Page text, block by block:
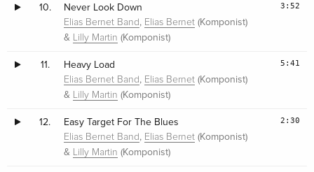
10. Never Look Down
Elias Bernet Band , Elias Bernet (Komponist)
& Lilly Martin (Komponist)
3:52
11. Heavy Load
Elias Bernet Band , Elias Bernet (Komponist)
& Lilly Martin (Komponist)
5:41
12. Easy Target For The Blues
Elias Bernet Band , Elias Bernet (Komponist)
& Lilly Martin (Komponist)
2:30